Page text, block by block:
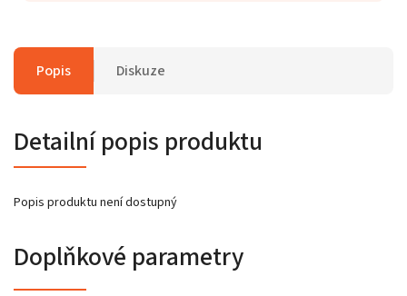
Popis Diskuze
Detailní popis produktu
Popis produktu není dostupný
Doplňkové parametry